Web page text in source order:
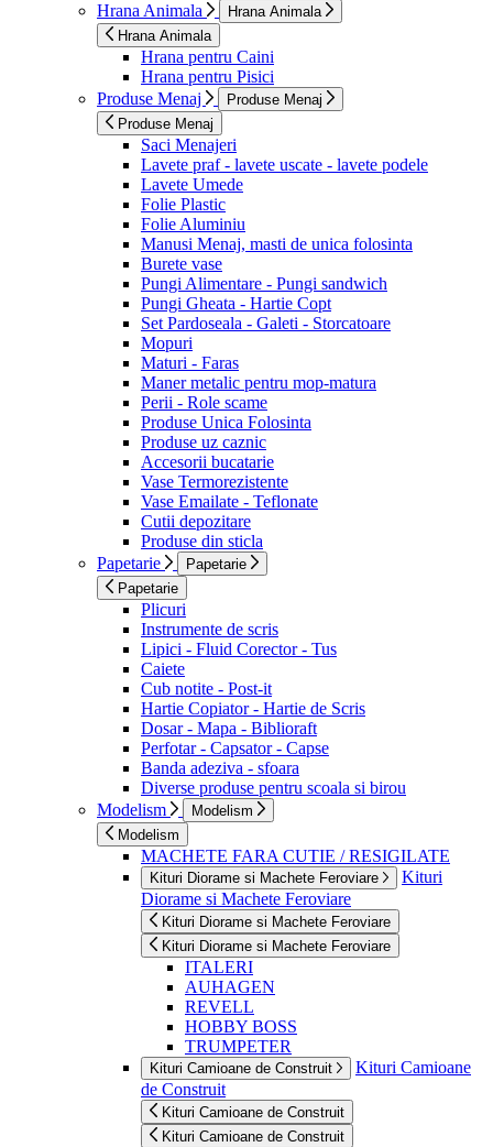
Hrana Animala
Hrana Animala
Hrana Animala
Hrana pentru Caini
Hrana pentru Pisici
Produse Menaj
Produse Menaj
Produse Menaj
Saci Menajeri
Lavete praf - lavete uscate - lavete podele
Lavete Umede
Folie Plastic
Folie Aluminiu
Manusi Menaj, masti de unica folosinta
Burete vase
Pungi Alimentare - Pungi sandwich
Pungi Gheata - Hartie Copt
Set Pardoseala - Galeti - Storcatoare
Mopuri
Maturi - Faras
Maner metalic pentru mop-matura
Perii - Role scame
Produse Unica Folosinta
Produse uz caznic
Accesorii bucatarie
Vase Termorezistente
Vase Emailate - Teflonate
Cutii depozitare
Produse din sticla
Papetarie
Papetarie
Papetarie
Plicuri
Instrumente de scris
Lipici - Fluid Corector - Tus
Caiete
Cub notite - Post-it
Hartie Copiator - Hartie de Scris
Dosar - Mapa - Biblioraft
Perfotar - Capsator - Capse
Banda adeziva - sfoara
Diverse produse pentru scoala si birou
Modelism
Modelism
Modelism
MACHETE FARA CUTIE / RESIGILATE
Kituri Diorame si Machete Feroviare
Kituri
Diorame si Machete Feroviare
Kituri Diorame si Machete Feroviare
Kituri Diorame si Machete Feroviare
ITALERI
AUHAGEN
REVELL
HOBBY BOSS
TRUMPETER
Kituri Camioane de Construit
Kituri Camioane
de Construit
Kituri Camioane de Construit
Kituri Camioane de Construit